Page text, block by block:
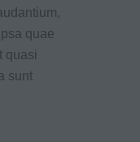
quae
quasi
sunt